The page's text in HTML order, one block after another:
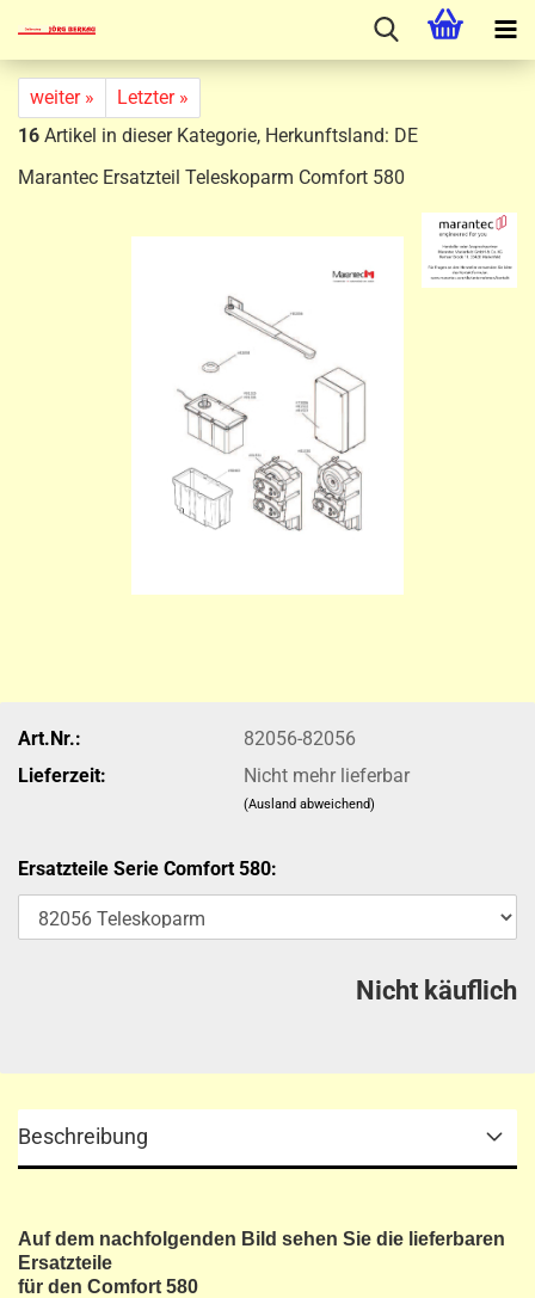
weiter »
Letzter »
16 Artikel in dieser Kategorie, Herkunftsland: DE
Marantec Ersatzteil Teleskoparm Comfort 580
Art.Nr.:
82056-82056
Lieferzeit:
Nicht mehr lieferbar
(Ausland abweichend)
Ersatzteile Serie Comfort 580:
Nicht käuflich
Beschreibung
Auf dem nachfolgenden Bild sehen Sie die lieferbaren
Ersatzteile
für den Comfort 580